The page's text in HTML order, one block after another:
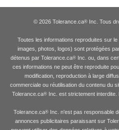
© 2026 Tolerance.ca®Inc. Tous
Toutes les informations reproduites sur le
images, photos, logos) sont protégées
détenus par Tolerance.ca® Inc. ou, dans
ces informations ne peut être reproduite
modification, reproduction à large
commerciale ou réutilisation du contenu du
Tolerance.ca® Inc. est strictement interdite.
Tolerance.ca® Inc. n'est pas responsable
annonces publicitaires paraissant sur